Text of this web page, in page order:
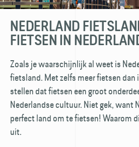
NEDERLAND
FIETSEN IN
Zoals je waarschijnlijk al weet is
fietsland. Met zelfs meer fietsen dan
stellen dat fietsen een groot
Nederlandse cultuur. Niet gek, want
perfect land om te fietsen! Waarom
uit.